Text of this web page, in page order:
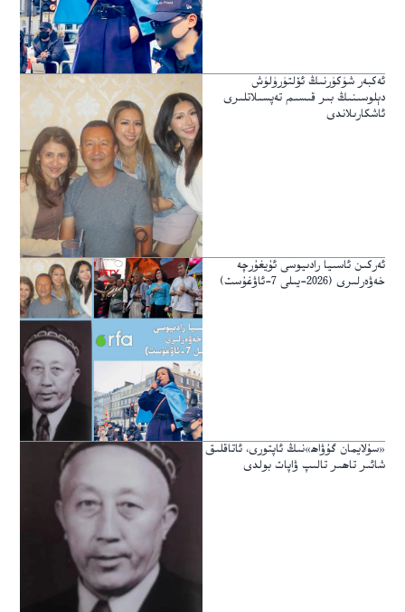
ئەكبەر شۈكۈرنىڭ ئۆلتۈرۈلۈش
دېلوسىنىڭ بىر قىسىم تەپسىلاتلىرى
ئاشكارىلاندى
ئەركىن ئاسىيا رادىيوسى ئۇيغۇرچە
خەۋەرلىرى (2026-يىلى 7-ئاۋغۇست)
«سۇلايمان گۇۋاھ»نىڭ ئاپتورى، ئاتاقلىق
شائىر تاھىر تالىپ ۋاپات بولدى